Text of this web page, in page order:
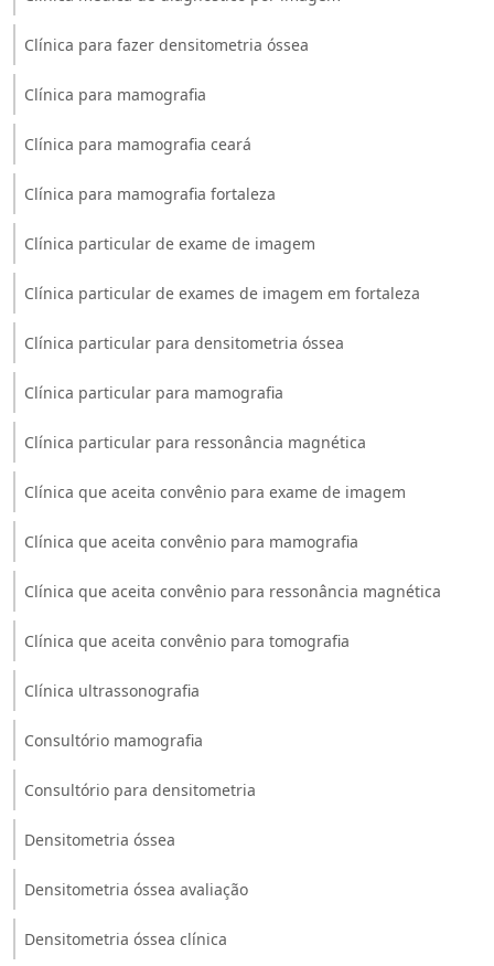
Clínica para fazer densitometria óssea
Clínica para mamografia
Clínica para mamografia ceará
Clínica para mamografia fortaleza
Clínica particular de exame de imagem
Clínica particular de exames de imagem em fortaleza
Clínica particular para densitometria óssea
Clínica particular para mamografia
Clínica particular para ressonância magnética
Clínica que aceita convênio para exame de imagem
Clínica que aceita convênio para mamografia
Clínica que aceita convênio para ressonância magnética
Clínica que aceita convênio para tomografia
Clínica ultrassonografia
Consultório mamografia
Consultório para densitometria
Densitometria óssea
Densitometria óssea avaliação
Densitometria óssea clínica